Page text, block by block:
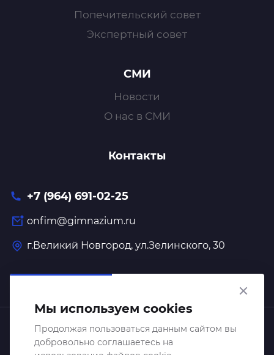
Попечительский совет
Экспертный совет
СМИ
Новости
О нас в СМИ
Контакты
+7 (964) 691-02-25
onfim@gimnazium.ru
г.Великий Новгород, ул.Зелинского, 30
Образовательный центр "Онфим" 2026 © Все права
защищены
Мы используем cookies
Продолжая пользоваться данным сайтом вы
добровольно соглашаетесь на